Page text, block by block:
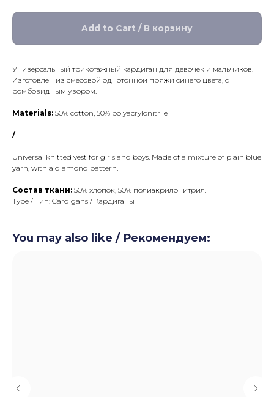
Add to Cart / В корзину
Универсальный трикотажный кардиган для девочек и мальчиков.
Изготовлен из смесовой однотонной пряжи синего цвета, с
ромбовидным узором.
Materials: 50% cotton, 50% polyacrylonitrile
/
Universal knitted vest for girls and boys. Made of a mixture of plain blue
yarn, with a diamond pattern.
Состав ткани: 50% хлопок, 50% полиакрилонитрил.
Type / Тип: Cardigans / Кардиганы
You may also like / Рекомендуем: